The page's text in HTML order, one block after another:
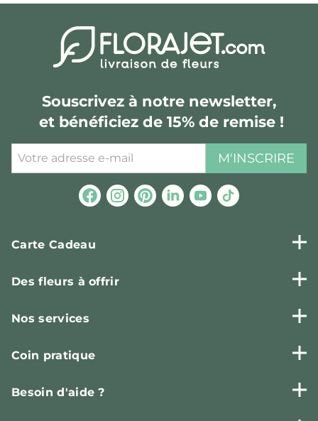
Souscrivez à notre newsletter,
et bénéficiez de 15% de remise !
M'INSCRIRE
Carte Cadeau
Des fleurs à offrir
Nos services
Coin pratique
Besoin d'aide ?